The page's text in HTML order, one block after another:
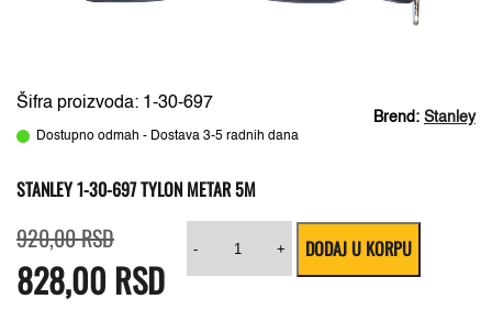
Brend: Stanley
Šifra proizvoda: 1-30-697
Dostupno odmah - Dostava 3-5 radnih dana
STANLEY 1-30-697 TYLON METAR 5M
920,00RSDcena
je
bila:
920,00 RSD.
828,00 RSD
cena
je:
828,00 RSD.
-
697
+ DODAJ U KORPU